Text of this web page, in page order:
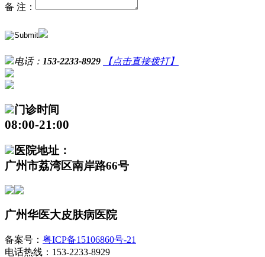
备 注：
电话： 153-2233-8929 【点击直接拨打】
门诊时间
08:00-21:00
医院地址：
广州市荔湾区南岸路66号
广州华医大皮肤病医院
备案号： 粤ICP备15106860号-21
电话热线：153-2233-8929